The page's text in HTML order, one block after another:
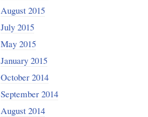
August 2015
July 2015
May 2015
January 2015
October 2014
September 2014
August 2014